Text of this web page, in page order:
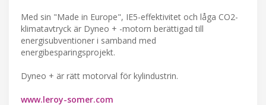
Med sin "Made in Europe", IE5-effektivitet och låga CO2-
klimatavtryck är Dyneo + -motorn berättigad till
energisubventioner i samband med
energibesparingsprojekt.
Dyneo + är rätt motorval för kylindustrin.
www.leroy-somer.com